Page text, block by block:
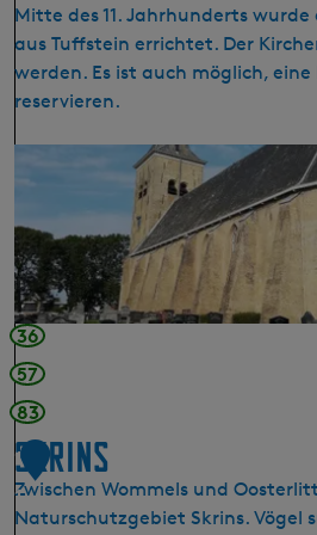
l
v
e
r
s
c
k
Mitte des 11. Jahrhunderts
aus Tuffstein errichtet. Der
werden. Es ist auch möglich, eine
reservieren.
M
a
r
t
i
n
i
-
K
i
r
36
57
83
1
1
Skrins
Zwischen Wommels und
Naturschutzgebiet Skrins. Vögel